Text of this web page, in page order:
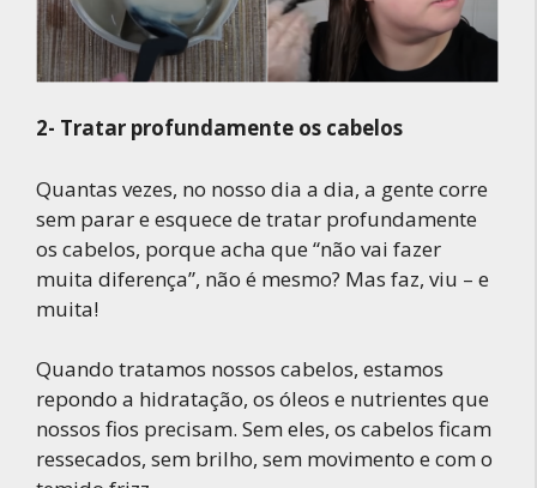
2- Tratar profundamente os cabelos
Quantas vezes, no nosso dia a dia, a gente corre
sem parar e esquece de tratar profundamente
os cabelos, porque acha que “não vai fazer
muita diferença”, não é mesmo? Mas faz, viu – e
muita!
Quando tratamos nossos cabelos, estamos
repondo a hidratação, os óleos e nutrientes que
nossos fios precisam. Sem eles, os cabelos ficam
ressecados, sem brilho, sem movimento e com o